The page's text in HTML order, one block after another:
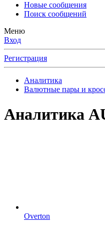
Новые сообщения
Поиск сообщений
Меню
Вход
Регистрация
Аналитика
Валютные пары и
Аналитика
Overton